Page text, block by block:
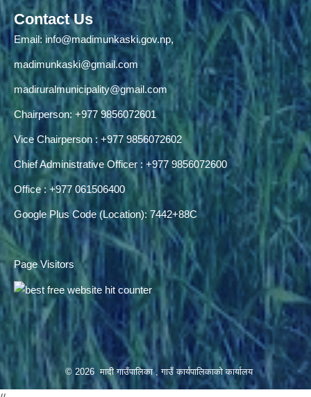
Contact Us
Email: info@madimunkaski.gov.np,
madimunkaski@gmail.com
madiruralmunicipality@gmail.com
Chairperson: +977 9856072601
Vice Chairperson : +977 9856072602
Chief Administrative Officer : +977 9856072600
Office : +977 061506400
Google Plus Code (Location): 7442+88C
Page Visitors
© 2026 मादी गाउँपालिका , गाउँ कार्यपालिकाको कार्यालय